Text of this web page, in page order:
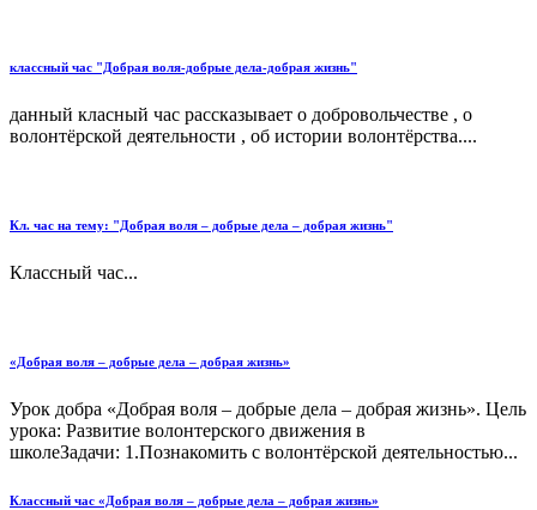
классный час "Добрая воля-добрые дела-добрая жизнь"
данный класный час рассказывает о добровольчестве , о
волонтёрской деятельности , об истории волонтёрства....
Кл. час на тему: "Добрая воля – добрые дела – добрая жизнь"
Классный час...
«Добрая воля – добрые дела – добрая жизнь»
Урок добра «Добрая воля – добрые дела – добрая жизнь». Цель
урока: Развитие волонтерского движения в
школеЗадачи: 1.Познакомить с волонтёрской деятельностью...
Классный час «Добрая воля – добрые дела – добрая жизнь»